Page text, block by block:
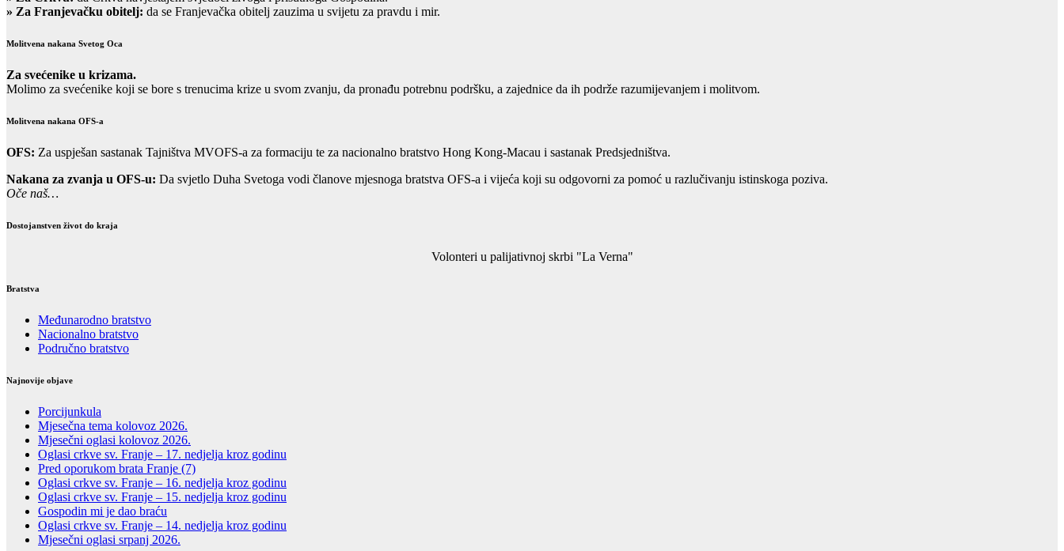
» Za Franjevačku obitelj: da se Franjevačka obitelj zauzima u svijetu za pravdu i mir.
Molitvena nakana Svetog Oca
Za svećenike u krizama.
Molimo za svećenike koji se bore s trenucima krize u svom zvanju, da pronađu potrebnu podršku, a zajednice da ih podrže razumijevanjem i molitvom.
Molitvena nakana OFS-a
OFS: Za uspješan sastanak Tajništva MVOFS-a za formaciju te za nacionalno bratstvo Hong Kong-Macau i sastanak Predsjedništva.
Nakana za zvanja u OFS-u: Da svjetlo Duha Svetoga vodi članove mjesnoga bratstva OFS-a i vijeća koji su odgovorni za pomoć u razlučivanju istinskoga poziva.
Oče naš…
Dostojanstven život do kraja
Volonteri u palijativnoj skrbi "La Verna"
Bratstva
Međunarodno bratstvo
Nacionalno bratstvo
Područno bratstvo
Najnovije objave
Porcijunkula
Mjesečna tema kolovoz 2026.
Mjesečni oglasi kolovoz 2026.
Oglasi crkve sv. Franje – 17. nedjelja kroz godinu
Pred oporukom brata Franje (7)
Oglasi crkve sv. Franje – 16. nedjelja kroz godinu
Oglasi crkve sv. Franje – 15. nedjelja kroz godinu
Gospodin mi je dao braću
Oglasi crkve sv. Franje – 14. nedjelja kroz godinu
Mjesečni oglasi srpanj 2026.